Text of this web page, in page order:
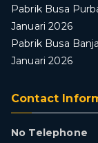
Pabrik Busa
Januari 2026
Pabrik Busa
Januari 2026
Contact
No Telephone